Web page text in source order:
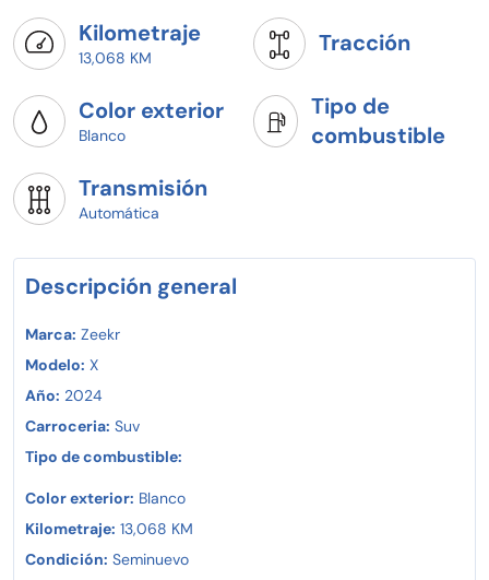
Kilometraje
13,068 KM
Tracción
Color exterior
Blanco
Tipo de
combustible
Transmisión
Automática
Descripción general
Marca: Zeekr
Modelo: X
Año: 2024
Carroceria: Suv
Tipo de combustible:
Color exterior: Blanco
Kilometraje: 13,068 KM
Condición: Seminuevo